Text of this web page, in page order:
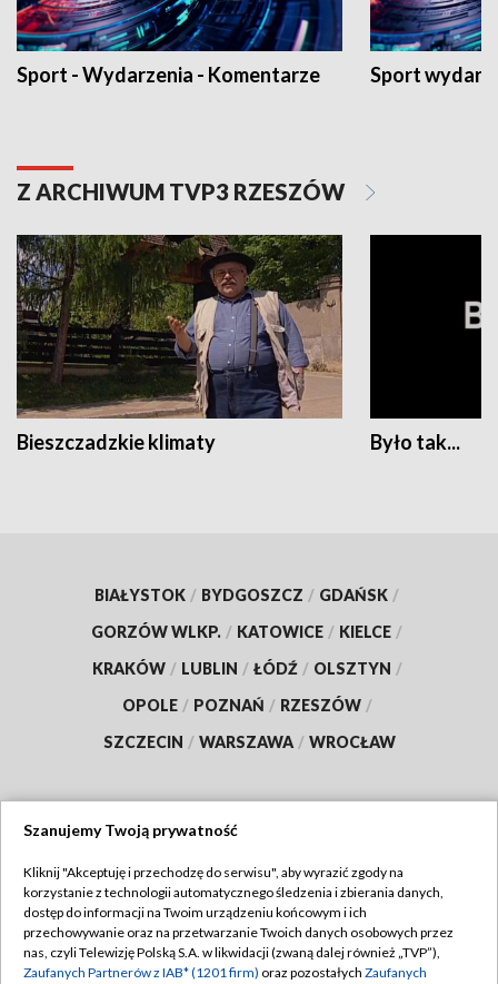
Sport - Wydarzenia - Komentarze Sport
Z ARCHIWUM TVP3 RZESZÓW
Bieszczadzkie klimaty Było tak...
BIAŁYSTOK / BYDGOSZCZ / GDAŃSK /
GORZÓW WLKP. / KATOWICE / KIELCE /
KRAKÓW / LUBLIN / ŁÓDŹ / OLSZTYN /
OPOLE / POZNAŃ / RZESZÓW /
SZCZECIN / WARSZAWA / WROCŁAW
TVP
Abonament TVP
Emisja w TVP
Regulamin TVP
Polityka prywatności
Szanujemy Twoją prywatność
Kliknij "Akceptuję i przechodzę do serwisu", aby wyrazić zgody na
korzystanie z technologii automatycznego śledzenia i zbierania danych,
dostęp do informacji na Twoim urządzeniu końcowym i ich
przechowywanie oraz na przetwarzanie Twoich danych osobowych przez
nas, czyli Telewizję Polską S.A. w likwidacji (zwaną dalej również „TVP”),
Zaufanych Partnerów z IAB* (1201 firm) oraz pozostałych Zaufanych